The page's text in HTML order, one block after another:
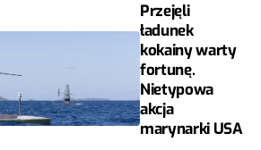
Przejęli
ładunek
kokainy warty
fortunę.
Nietypowa
akcja
marynarki USA